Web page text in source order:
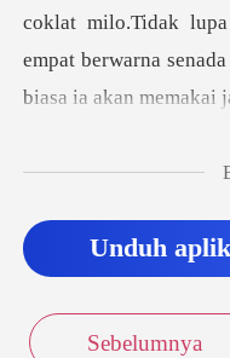
Keluar
coklat milo.Tidak
empat
Unduh
Sebelumnya